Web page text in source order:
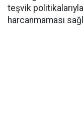
teşvik
harcanmaması